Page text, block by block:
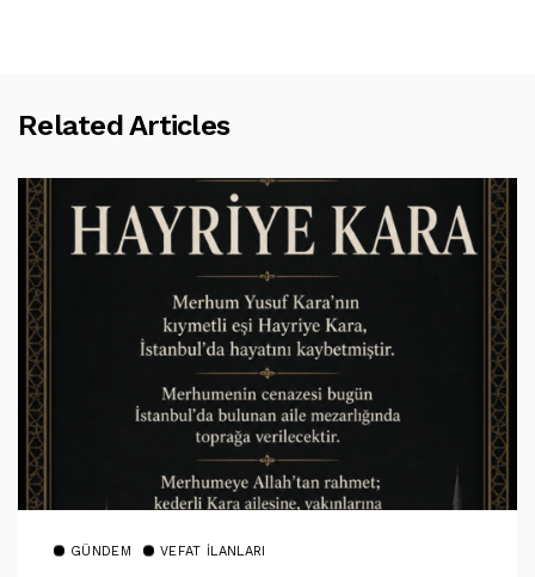
Related Articles
GÜNDEM VEFAT İLANLARI